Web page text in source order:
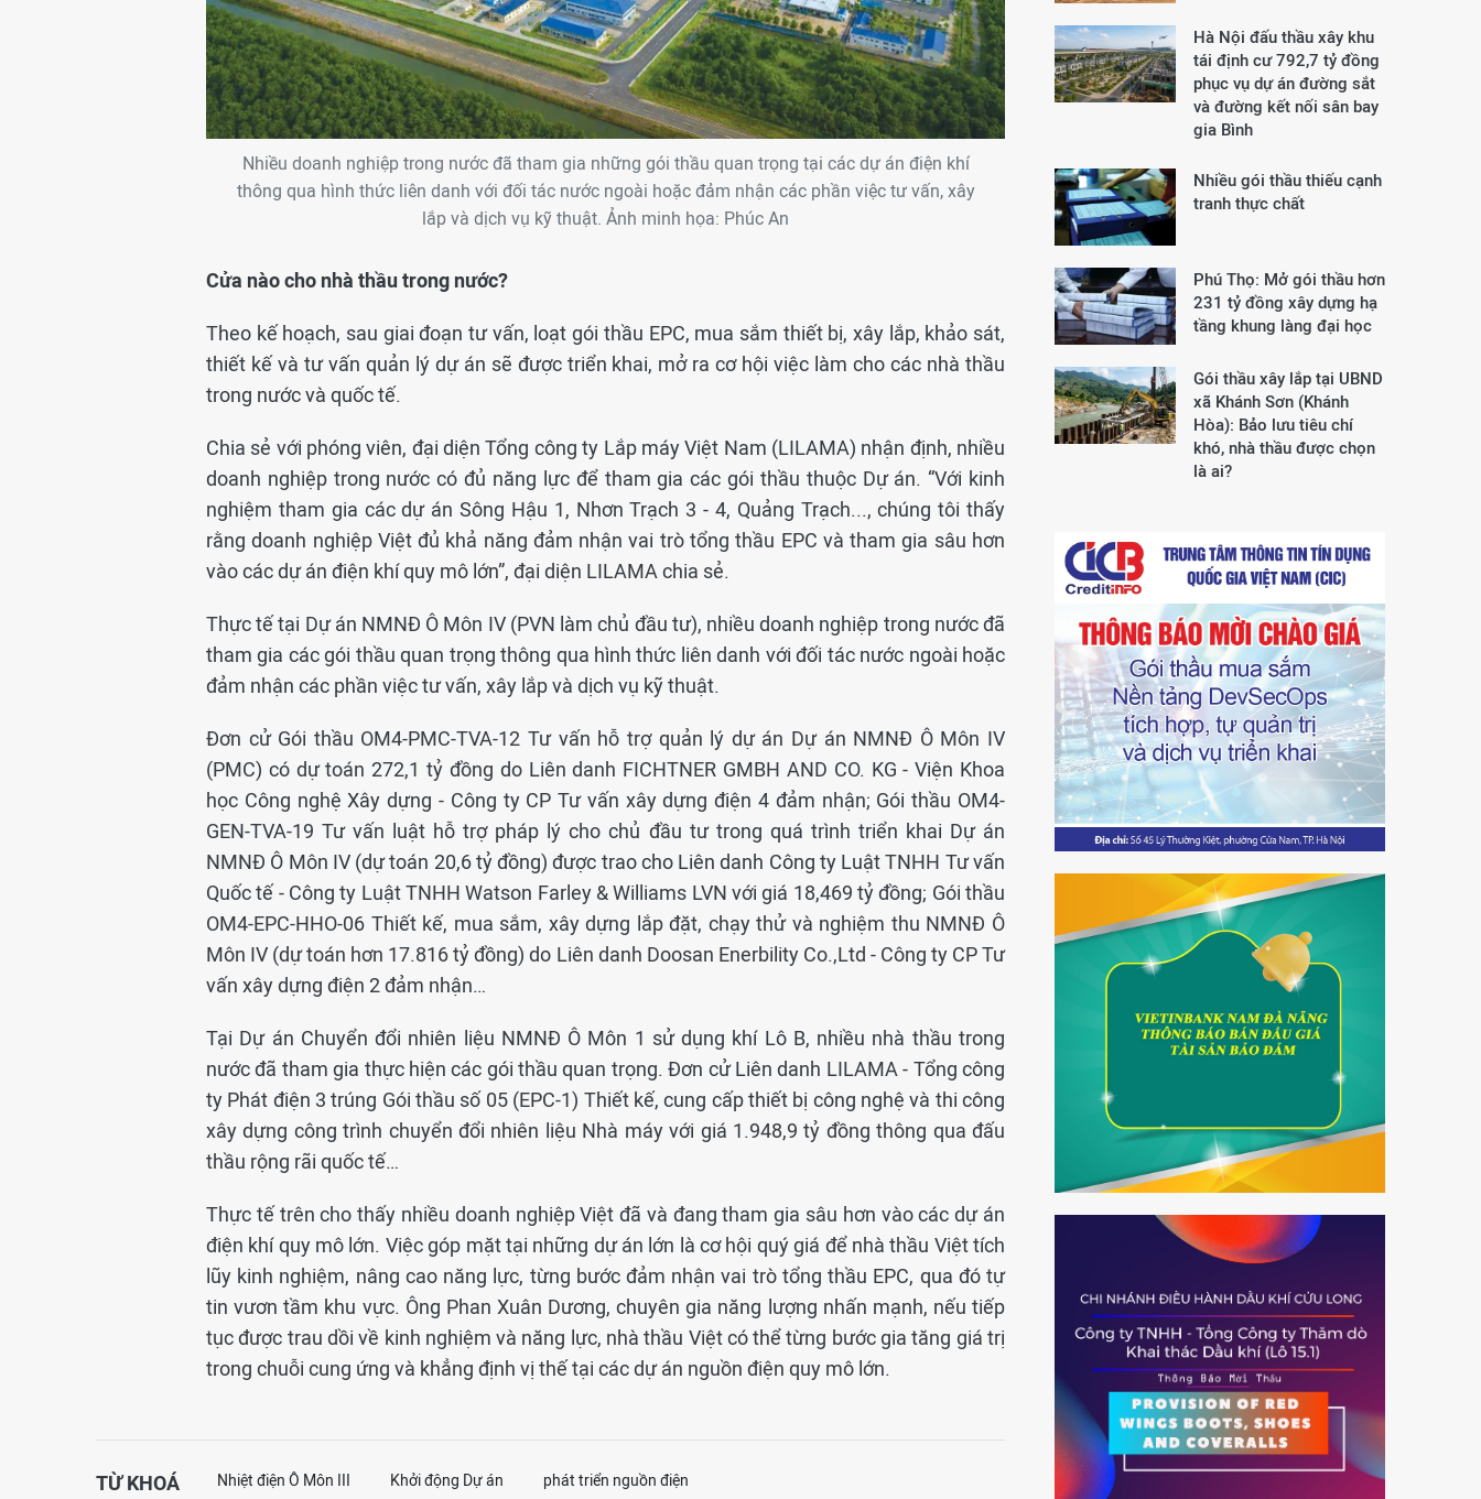
Nhiều doanh nghiệp trong nước đã tham gia những gói thầu quan trọng tại các dự án điện khí
thông qua hình thức liên danh với đối tác nước ngoài hoặc đảm nhận các phần việc tư vấn, xây
lắp và dịch vụ kỹ thuật. Ảnh minh họa: Phúc An
Cửa nào cho nhà thầu trong nước?
Theo kế hoạch, sau giai đoạn tư vấn, loạt gói thầu EPC, mua sắm thiết bị, xây lắp, khảo sát,
thiết kế và tư vấn quản lý dự án sẽ được triển khai, mở ra cơ hội việc làm cho các nhà thầu
trong nước và quốc tế.
Chia sẻ với phóng viên, đại diện Tổng công ty Lắp máy Việt Nam (LILAMA) nhận định, nhiều
doanh nghiệp trong nước có đủ năng lực để tham gia các gói thầu thuộc Dự án. “Với kinh
nghiệm tham gia các dự án Sông Hậu 1, Nhơn Trạch 3 - 4, Quảng Trạch..., chúng tôi thấy
rằng doanh nghiệp Việt đủ khả năng đảm nhận vai trò tổng thầu EPC và tham gia sâu hơn
vào các dự án điện khí quy mô lớn”, đại diện LILAMA chia sẻ.
Thực tế tại Dự án NMNĐ Ô Môn IV (PVN làm chủ đầu tư), nhiều doanh nghiệp trong nước đã
tham gia các gói thầu quan trọng thông qua hình thức liên danh với đối tác nước ngoài hoặc
đảm nhận các phần việc tư vấn, xây lắp và dịch vụ kỹ thuật.
Đơn cử Gói thầu OM4-PMC-TVA-12 Tư vấn hỗ trợ quản lý dự án Dự án NMNĐ Ô Môn IV
(PMC) có dự toán 272,1 tỷ đồng do Liên danh FICHTNER GMBH AND CO. KG - Viện Khoa
học Công nghệ Xây dựng - Công ty CP Tư vấn xây dựng điện 4 đảm nhận; Gói thầu OM4-
GEN-TVA-19 Tư vấn luật hỗ trợ pháp lý cho chủ đầu tư trong quá trình triển khai Dự án
NMNĐ Ô Môn IV (dự toán 20,6 tỷ đồng) được trao cho Liên danh Công ty Luật TNHH Tư vấn
Quốc tế - Công ty Luật TNHH Watson Farley & Williams LVN với giá 18,469 tỷ đồng; Gói thầu
OM4-EPC-HHO-06 Thiết kế, mua sắm, xây dựng lắp đặt, chạy thử và nghiệm thu NMNĐ Ô
Môn IV (dự toán hơn 17.816 tỷ đồng) do Liên danh Doosan Enerbility Co.,Ltd - Công ty CP Tư
vấn xây dựng điện 2 đảm nhận…
Tại Dự án Chuyển đổi nhiên liệu NMNĐ Ô Môn 1 sử dụng khí Lô B, nhiều nhà thầu trong
nước đã tham gia thực hiện các gói thầu quan trọng. Đơn cử Liên danh LILAMA - Tổng công
ty Phát điện 3 trúng Gói thầu số 05 (EPC-1) Thiết kế, cung cấp thiết bị công nghệ và thi công
xây dựng công trình chuyển đổi nhiên liệu Nhà máy với giá 1.948,9 tỷ đồng thông qua đấu
thầu rộng rãi quốc tế…
Thực tế trên cho thấy nhiều doanh nghiệp Việt đã và đang tham gia sâu hơn vào các dự án
điện khí quy mô lớn. Việc góp mặt tại những dự án lớn là cơ hội quý giá để nhà thầu Việt tích
lũy kinh nghiệm, nâng cao năng lực, từng bước đảm nhận vai trò tổng thầu EPC, qua đó tự
tin vươn tầm khu vực. Ông Phan Xuân Dương, chuyên gia năng lượng nhấn mạnh, nếu tiếp
tục được trau dồi về kinh nghiệm và năng lực, nhà thầu Việt có thể từng bước gia tăng giá trị
trong chuỗi cung ứng và khẳng định vị thế tại các dự án nguồn điện quy mô lớn.
TỪ KHOÁ Nhiệt điện Ô Môn III Khởi động Dự án phát triển nguồn điện
Hà Nội đấu thầu xây khu
tái định cư 792,7 tỷ đồng
phục vụ dự án đường sắt
và đường kết nối sân bay
gia Bình
Nhiều gói thầu thiếu cạnh
tranh thực chất
Phú Thọ: Mở gói thầu hơn
231 tỷ đồng xây dựng hạ
tầng khung làng đại học
Gói thầu xây lắp tại UBND
xã Khánh Sơn (Khánh
Hòa): Bảo lưu tiêu chí
khó, nhà thầu được chọn
là ai?